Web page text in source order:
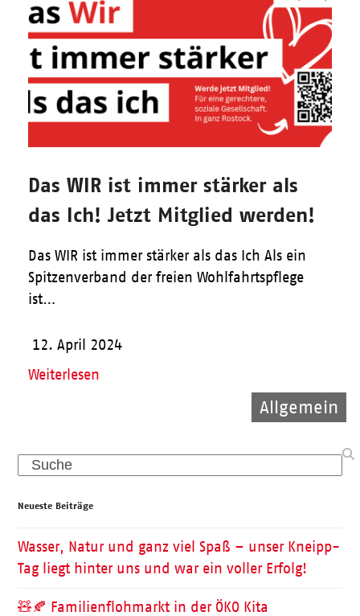
Kinder
Allgemein
Allgemein
Das WIR ist immer stärker als
das Ich! Jetzt Mitglied werden!
Das WIR ist immer stärker als das Ich Als ein
Spitzenverband der freien Wohlfahrtspflege
ist…
12. April 2024
Weiterlesen
Search
Neueste Beiträge
Wasser, Natur und ganz viel Spaß – unser Kneipp-
Tag liegt hinter uns und war ein voller Erfolg!
🧸🍂 Familienflohmarkt in der ÖKO Kita